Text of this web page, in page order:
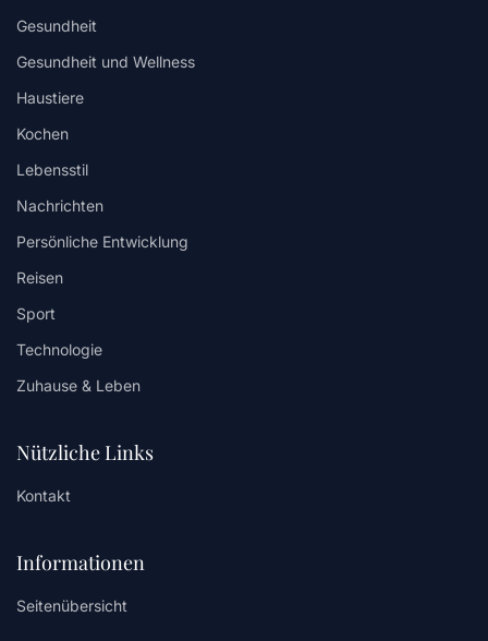
Gesundheit
Gesundheit und Wellness
Haustiere
Kochen
Lebensstil
Nachrichten
Persönliche Entwicklung
Reisen
Sport
Technologie
Zuhause & Leben
Nützliche Links
Kontakt
Informationen
Seitenübersicht